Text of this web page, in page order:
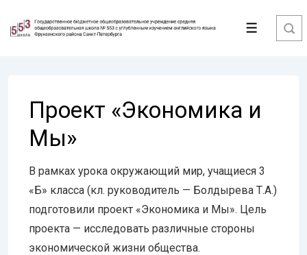
Перейти
Меню
Проект «Экономика и
Мы»
В рамках урока окружающий мир, учащиеся 3
«Б» класса (кл. руководитель — Болдырева Т.А.)
подготовили проект «Экономика и Мы». Цель
проекта — исследовать различные стороны
экономической жизни общества.